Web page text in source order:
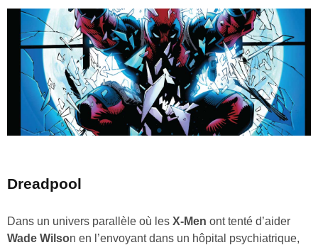
Dreadpool
Dans un univers parallèle où les X-Men ont tenté d’aider
Wade Wilson en l’envoyant dans un hôpital psychiatrique,